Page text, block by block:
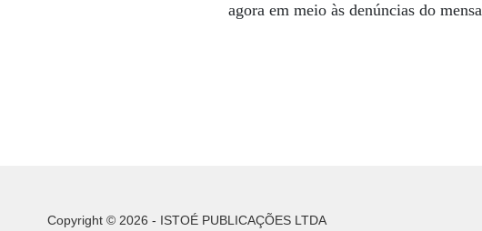
agora em meio às denúncias do
Copyright © 2026 - ISTOÉ PUBLICAÇÕES LTDA